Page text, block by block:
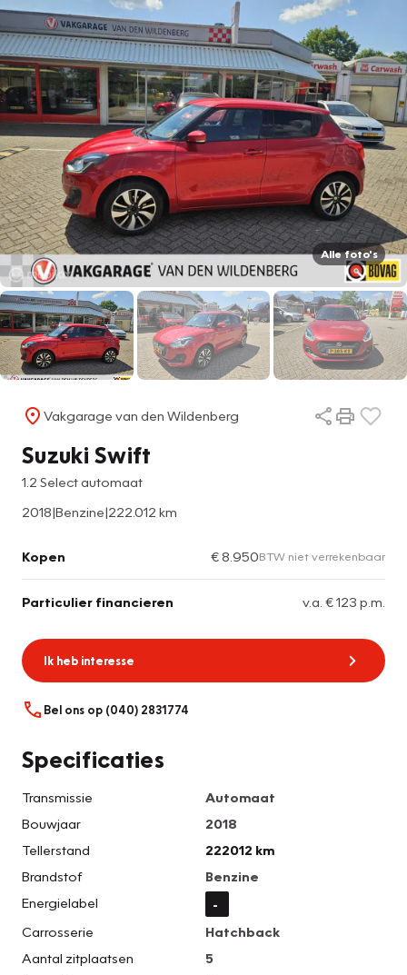
Alle foto's
Vakgarage van den Wildenberg
Suzuki Swift
1.2 Select automaat
2018|Benzine|222.012 km
Kopen € 8.950BTW niet verrekenbaar
Particulier financieren v.a. € 123 p.m.
Ik heb interesse
Bel ons op (040) 2831774
Specificaties
Transmissie
Automaat
Bouwjaar
2018
Tellerstand
222012 km
Brandstof
Benzine
Energielabel
-
Carrosserie
Hatchback
Aantal zitplaatsen
5